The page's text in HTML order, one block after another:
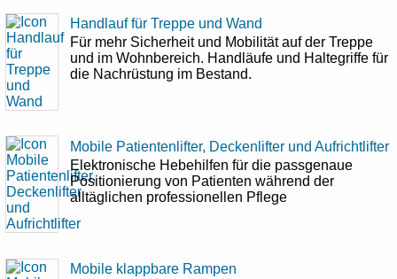
Handlauf für Treppe und Wand
Für mehr Sicherheit und Mobilität auf der Treppe
und im Wohnbereich. Handläufe und Haltegriffe für
die Nachrüstung im Bestand.
Mobile Patientenlifter, Deckenlifter und Aufrichtlifter
Elektronische Hebehilfen für die passgenaue
Positionierung von Patienten während der
alltäglichen professionellen Pflege
Mobile klappbare Rampen